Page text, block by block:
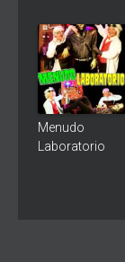
Menudo
Laboratorio